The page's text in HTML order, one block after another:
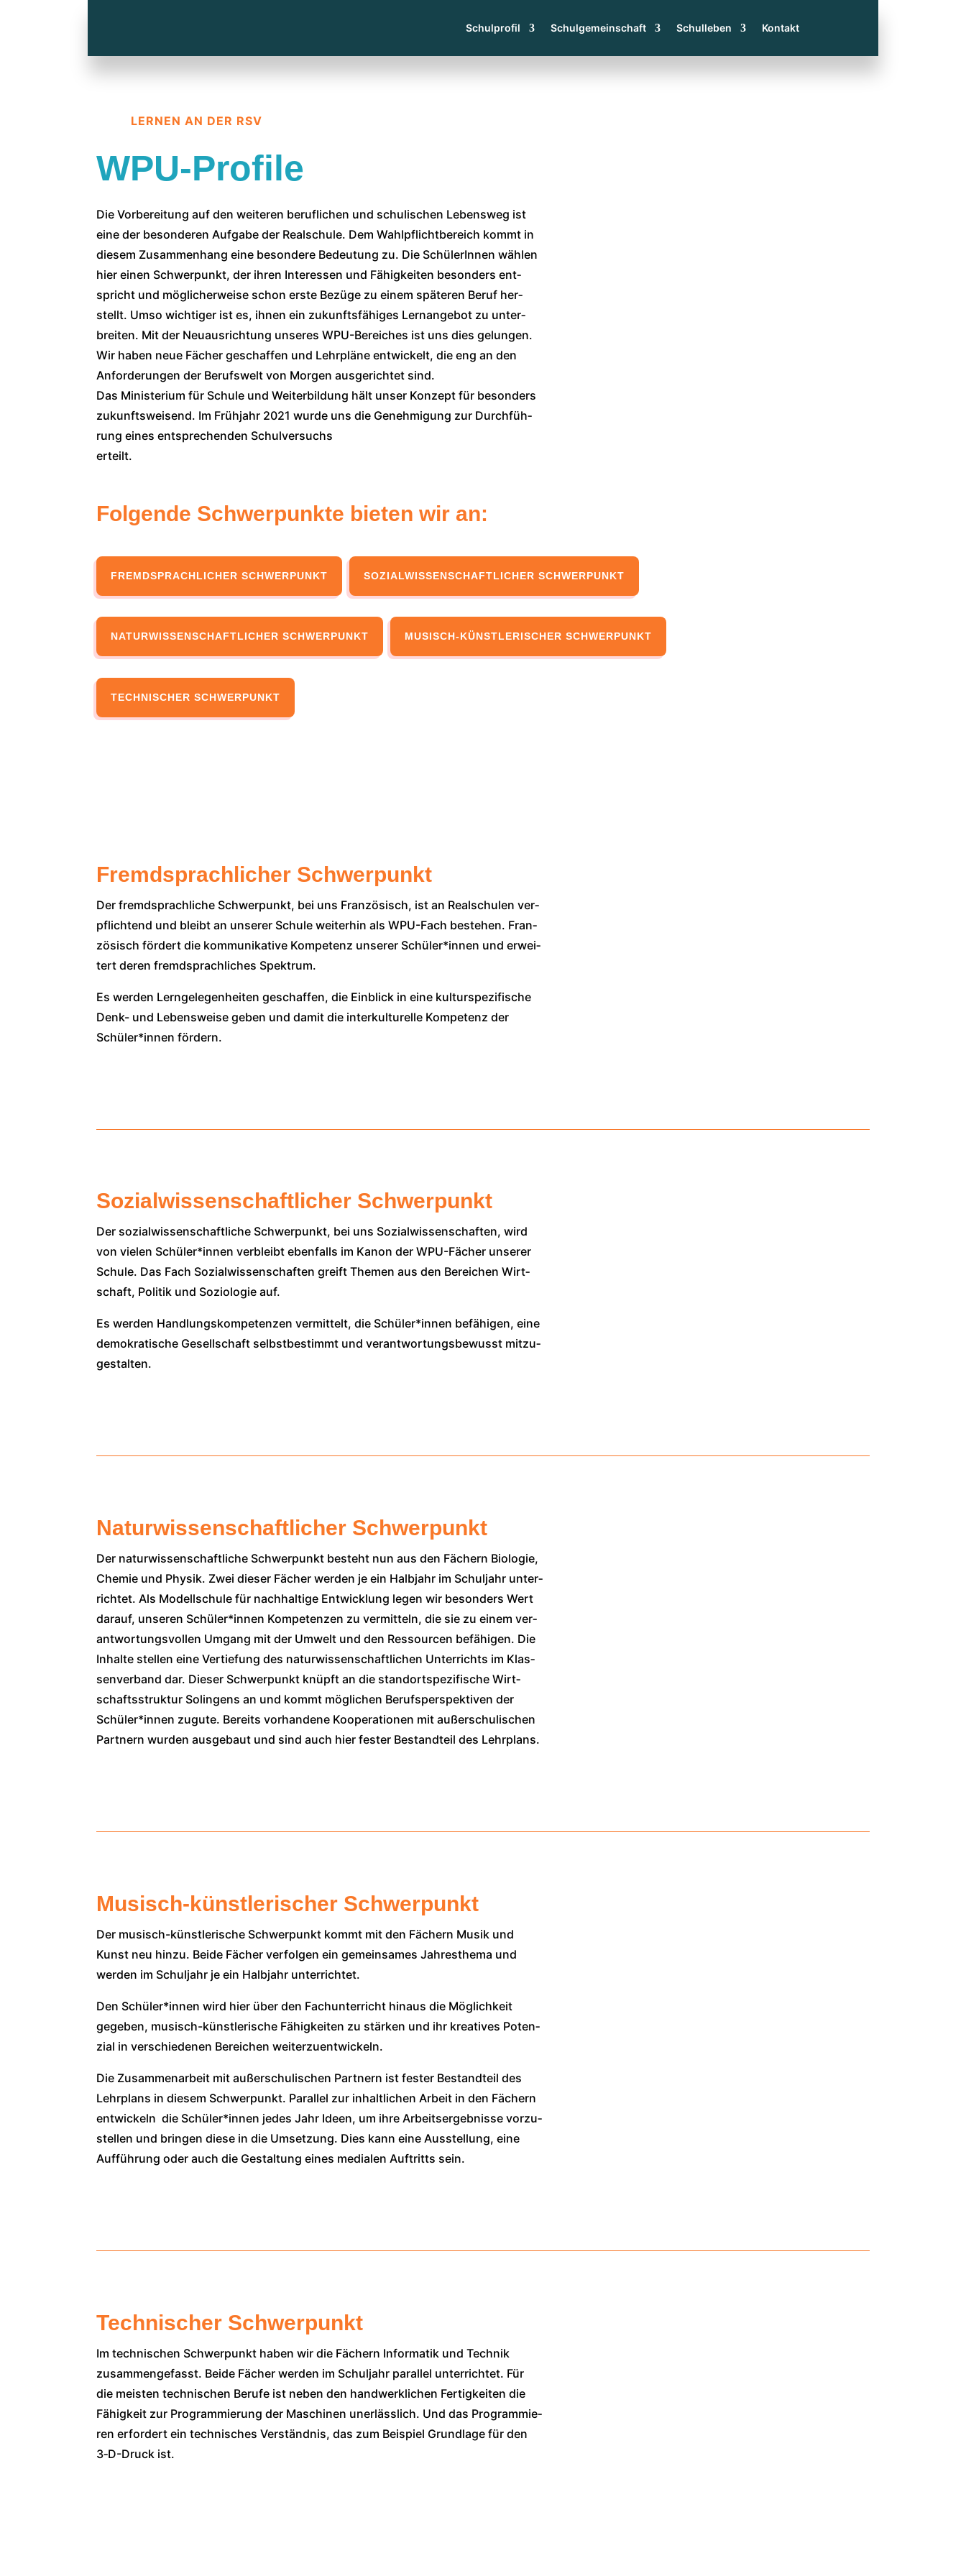
Schulprofil Schulgemeinschaft Schulleben Kontakt
LERNEN AN DER RSV
WPU-Profile
Die Vor­be­rei­tung auf den wei­te­ren beruf­li­chen und schu­li­schen Lebens­weg ist
eine der beson­de­ren Auf­ga­be der Real­schu­le. Dem Wahl­pflicht­be­reich kommt in
die­sem Zusam­men­hang eine beson­de­re Bedeu­tung zu. Die Schü­le­rIn­nen wäh­len
hier einen Schwer­punkt, der ihren Inter­es­sen und Fähig­kei­ten beson­ders ent­
spricht und mög­li­cher­wei­se schon ers­te Bezü­ge zu einem spä­te­ren Beruf her­
stellt. Umso wich­ti­ger ist es, ihnen ein zukunfts­fä­hi­ges Lern­an­ge­bot zu unter­
brei­ten. Mit der Neu­aus­rich­tung unse­res WPU-Berei­ches ist uns dies gelun­gen.
Wir haben neue Fächer geschaf­fen und Lehr­plä­ne ent­wi­ckelt, die eng an den
Anfor­de­run­gen der Berufs­welt von Mor­gen aus­ge­rich­tet sind.
Das Minis­te­ri­um für Schu­le und Wei­ter­bil­dung hält unser Kon­zept für beson­ders
zukunfts­wei­send. Im Früh­jahr 2021 wur­de uns die Geneh­mi­gung zur Durch­füh­
rung eines ent­spre­chen­den Schul­ver­suchs
erteilt.
Folgende Schwerpunkte bieten wir an:
FREMD­SPRACH­LI­CHER SCHWER­PUNKT SOZI­AL­WIS­SEN­SCHAFT­LI­CHER SCHWER­PUNKT
NATUR­WIS­SEN­SCHAFT­LI­CHER SCHWER­PUNKT MUSISCH-KÜNST­LE­RI­SCHER SCHWER­PUNKT
TECH­NI­SCHER SCHWER­PUNKT
Fremdsprachlicher Schwerpunkt
Der fremd­sprach­li­che Schwer­punkt, bei uns Fran­zö­sisch, ist an Real­schu­len ver­
pflich­tend und bleibt an unse­rer Schu­le wei­ter­hin als WPU-Fach bestehen. Fran­
zö­sisch för­dert die kom­mu­ni­ka­ti­ve Kom­pe­tenz unse­rer Schüler*innen und erwei­
tert deren fremd­sprach­li­ches Spek­trum.
Es wer­den Lern­ge­le­gen­hei­ten geschaf­fen, die Ein­blick in eine kul­tur­spe­zi­fi­sche
Denk- und Lebens­wei­se geben und damit die inter­kul­tu­rel­le Kom­pe­tenz der
Schüler*innen för­dern.
Sozialwissenschaftlicher Schwerpunkt
Der sozi­al­wis­sen­schaft­li­che Schwer­punkt, bei uns Sozi­al­wis­sen­schaf­ten, wird
von vie­len Schüler*innen ver­bleibt eben­falls im Kanon der WPU-Fächer unse­rer
Schu­le. Das Fach Sozi­al­wis­sen­schaf­ten greift The­men aus den Berei­chen Wirt­
schaft, Poli­tik und Sozio­lo­gie auf.
Es wer­den Hand­lungs­kom­pe­ten­zen ver­mit­telt, die Schüler*innen befä­hi­gen, eine
demo­kra­ti­sche Gesell­schaft selbst­be­stimmt und ver­ant­wor­tungs­be­wusst mit­zu­
ge­stal­ten.
Naturwissenschaftlicher Schwerpunkt
Der natur­wis­sen­schaft­li­che Schwer­punkt besteht nun aus den Fächern Bio­lo­gie,
Che­mie und Phy­sik. Zwei die­ser Fächer wer­den je ein Halb­jahr im Schul­jahr unter­
rich­tet. Als Modell­schu­le für nach­hal­ti­ge Ent­wick­lung legen wir beson­ders Wert
dar­auf, unse­ren Schüler*innen Kom­pe­ten­zen zu ver­mit­teln, die sie zu einem ver­
ant­wor­tungs­vol­len Umgang mit der Umwelt und den Res­sour­cen befä­hi­gen. Die
Inhal­te stel­len eine Ver­tie­fung des natur­wis­sen­schaft­li­chen Unter­richts im Klas­
sen­ver­band dar. Die­ser Schwer­punkt knüpft an die stand­ort­spe­zi­fi­sche Wirt­
schafts­struk­tur Solin­gens an und kommt mög­li­chen Berufs­per­spek­ti­ven der
Schüler*innen zugu­te. Bereits vor­han­de­ne Koope­ra­tio­nen mit außer­schu­li­schen
Part­nern wur­den aus­ge­baut und sind auch hier fes­ter Bestand­teil des Lehr­plans.
Musisch-künstlerischer Schwerpunkt
Der musisch-künst­le­ri­sche Schwer­punkt kommt mit den Fächern Musik und
Kunst neu hin­zu. Bei­de Fächer ver­fol­gen ein gemein­sa­mes Jah­res­the­ma und
wer­den im Schul­jahr je ein Halb­jahr unter­rich­tet.
Den Schüler*innen wird hier über den Fach­un­ter­richt hin­aus die Mög­lich­keit
gege­ben, musisch-künst­le­ri­sche Fähig­kei­ten zu stär­ken und ihr krea­ti­ves Poten­
zi­al in ver­schie­de­nen Berei­chen wei­ter­zu­ent­wi­ckeln.
Die Zusam­men­ar­beit mit außer­schu­li­schen Part­nern ist fes­ter Bestand­teil des
Lehr­plans in die­sem Schwer­punkt. Par­al­lel zur inhalt­li­chen Arbeit in den Fächern
ent­wi­ckeln die Schüler*innen jedes Jahr Ideen, um ihre Arbeits­er­geb­nis­se vor­zu­
stel­len und brin­gen die­se in die Umset­zung. Dies kann eine Aus­stel­lung, eine
Auf­füh­rung oder auch die Gestal­tung eines media­len Auf­tritts sein.
Technischer Schwerpunkt
Im tech­ni­schen Schwer­punkt haben wir die Fächern Infor­ma­tik und Tech­nik
zusam­men­ge­fasst. Bei­de Fächer wer­den im Schul­jahr par­al­lel unter­rich­tet. Für
die meis­ten tech­ni­schen Beru­fe ist neben den hand­werk­li­chen Fer­tig­kei­ten die
Fähig­keit zur Pro­gram­mie­rung der Maschi­nen uner­läss­lich. Und das Pro­gram­mie­
ren erfor­dert ein tech­ni­sches Ver­ständ­nis, das zum Bei­spiel Grund­la­ge für den
3‑D-Druck ist.